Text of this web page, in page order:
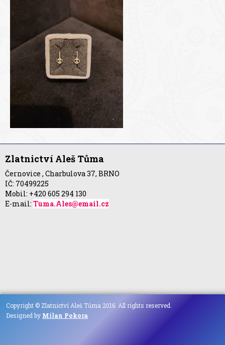
Zlatnictví Aleš Tůma
Černovice , Charbulova 37, BRNO
IČ: 70499225
Mobil: +420 605 294 130
E-mail: Tuma.Ales@email.cz
Copyright © Zlatnictví Aleš Tůma 2016. All rights reserved.
Designed by Milan Pokora